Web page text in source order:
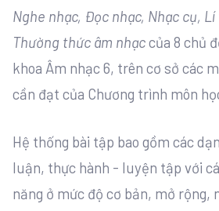
Nghe nhạc, Đọc nhạc, Nhạc cụ,
Thường thức âm nhạccủa 8 chủ
khoa Âm nhạc 6, trên cơ sở các
cần đạt của Chương trình môn
Hệ thống bài tập bao gồm các
luận, thực hành - luyện tập với
năng ở mức độ cơ bản, mở rộng,